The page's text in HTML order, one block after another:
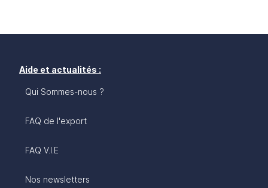
Aide et actualités :
Qui Sommes-nous ?
FAQ de l'export
FAQ V.I.E
Nos newsletters